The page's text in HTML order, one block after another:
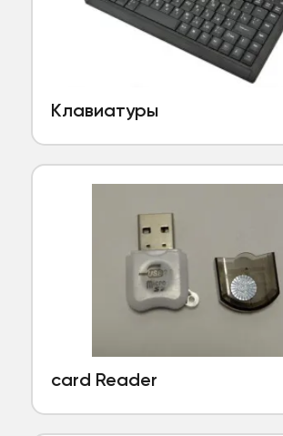
Клавиатуры
card Reader